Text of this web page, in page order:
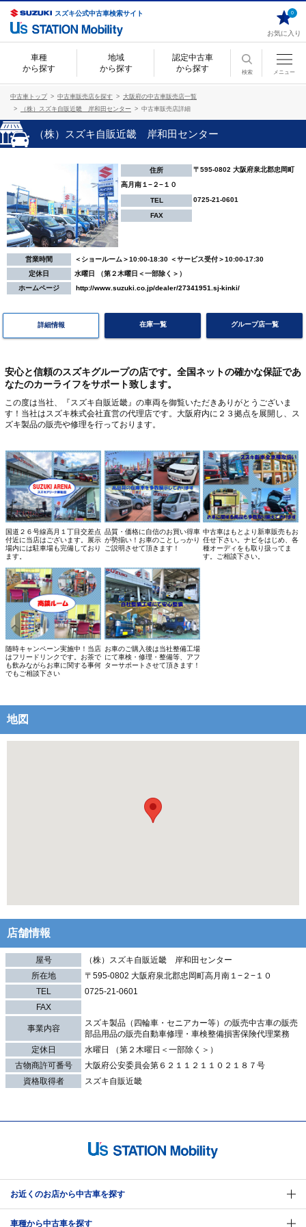
スズキ公式中古車検索サイト
お気に入り
0
車種
から探す
地域
から探す
認定中古車
から探す
検索 メニュー
中古車トップ 中古車販売店を探す
大阪府の中古車販売店一覧
（株）スズキ自販近畿 岸和田センター
中古車販売店詳細
（株）スズキ自販近畿 岸和田センター
住所 〒595-0802 大阪府泉北郡忠岡町
高月南１−２−１０
TEL 0725-21-0601
FAX
営業時間
＜ショールーム＞10:00-18:30 ＜サービス受付＞10:00-17:30
定休日
水曜日 （第２木曜日＜一部除く＞）
ホームページ
http://www.suzuki.co.jp/dealer/27341951.sj-kinki/
詳細情報 在庫一覧 グループ店一覧
安心と信頼のスズキグループの店です。全国ネットの確かな保証であ
なたのカーライフをサポート致します。
この度は当社、『スズキ自販近畿』の車両を御覧いただきありがとうございま
す！当社はスズキ株式会社直営の代理店です。大阪府内に２３拠点を展開し、ス
ズキ製品の販売や修理を行っております。
国道２６号線高月１丁目交差点
付近に当店はございます。展示
場内には駐車場も完備しており
ます。
品質・価格に自信のお買い得車
が勢揃い！お車のことしっかり
ご説明させて頂きます！
中古車はもとより新車販売もお
任せ下さい。ナビをはじめ、各
種オーディをも取り扱ってま
す。ご相談下さい。
随時キャンペーン実施中！当店
はフリードリンクです。お茶で
も飲みながらお車に関する事何
でもご相談下さい
お車のご購入後は当社整備工場
にて車検・修理・整備等、アフ
ターサポートさせて頂きます！
地図
店舗情報
屋号
（株）スズキ自販近畿 岸和田センター
所在地
〒595-0802 大阪府泉北郡忠岡町高月南１−２−１０
TEL
0725-21-0601
FAX
事業内容
スズキ製品（四輪車・セニアカー等）の販売中古車の販売
部品用品の販売自動車修理・車検整備損害保険代理業務
定休日
水曜日 （第２木曜日＜一部除く＞）
古物商許可番号
大阪府公安委員会第６２１１２１１０２１８７号
資格取得者
スズキ自販近畿
お近くのお店から中古車を探す
車種から中古車を探す